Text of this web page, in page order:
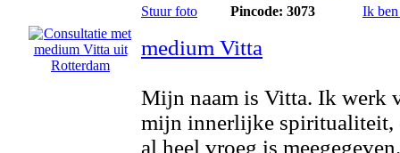
Stuur foto Pincode: 3073 Ik
medium Vitta
Mijn naam is Vitta. Ik werk
mijn innerlijke spiritualiteit,
al heel vroeg is